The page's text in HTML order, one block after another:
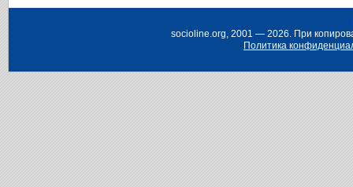
socioline.org, 2001 — 2026. При
Политика